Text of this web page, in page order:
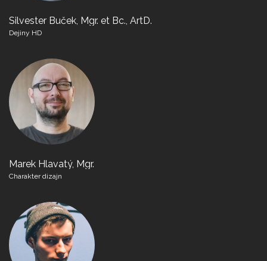
Silvester Buček, Mgr. et Bc., ArtD.
Dejiny HD
Marek Hlavatý, Mgr.
Charakter dizajn